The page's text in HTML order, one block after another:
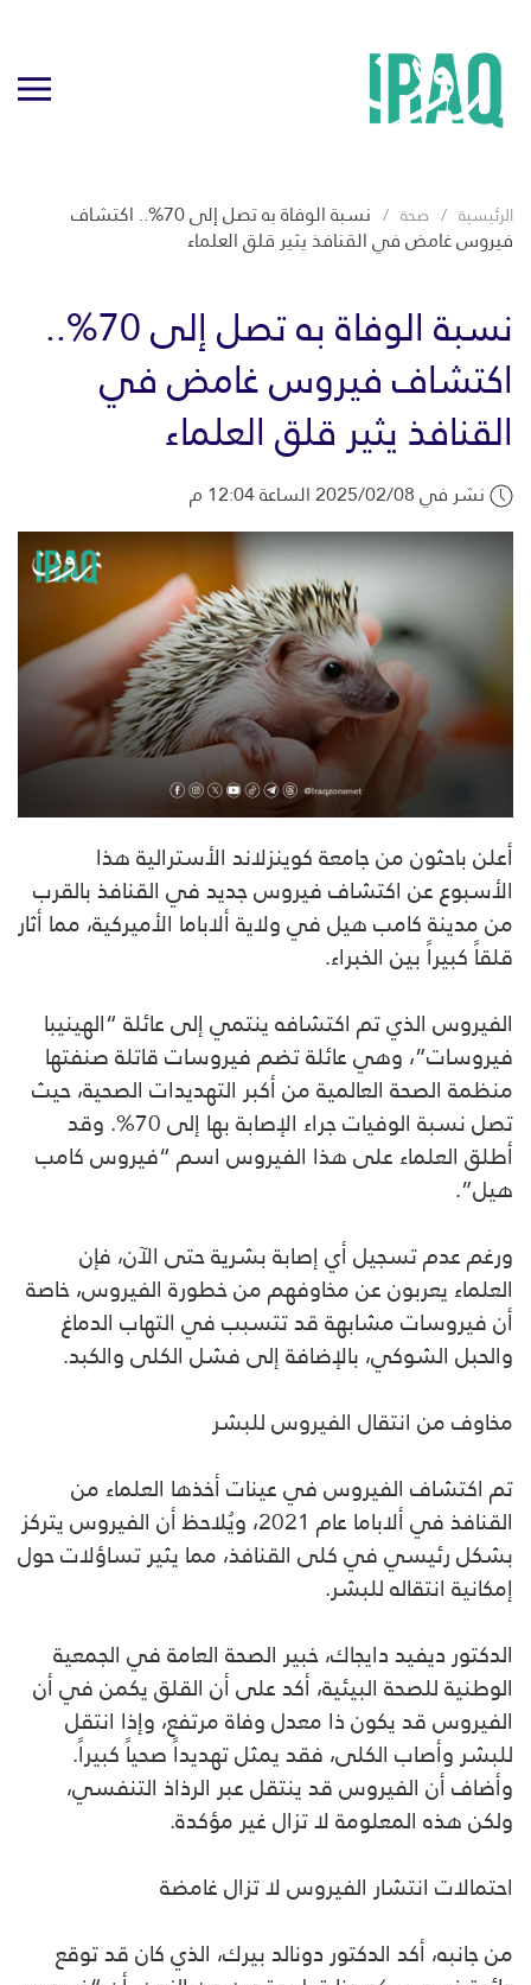
الرئيسية صحة نسبة الوفاة به تصل إلى 70%.. اكتشاف
فيروس غامض في القنافذ يثير قلق العلماء
نسبة الوفاة به تصل إلى 70%..
اكتشاف فيروس غامض في
القنافذ يثير قلق العلماء
نشر في 2025/02/08 الساعة 12:04 م
أعلن باحثون من جامعة كوينزلاند الأسترالية هذا
الأسبوع عن اكتشاف فيروس جديد في القنافذ بالقرب
من مدينة كامب هيل في ولاية ألاباما الأميركية، مما أثار
قلقاً كبيراً بين الخبراء.
الفيروس الذي تم اكتشافه ينتمي إلى عائلة “الهينيبا
فيروسات”، وهي عائلة تضم فيروسات قاتلة صنفتها
منظمة الصحة العالمية من أكبر التهديدات الصحية، حيث
تصل نسبة الوفيات جراء الإصابة بها إلى 70%. وقد
أطلق العلماء على هذا الفيروس اسم “فيروس كامب
هيل”.
ورغم عدم تسجيل أي إصابة بشرية حتى الآن، فإن
العلماء يعربون عن مخاوفهم من خطورة الفيروس، خاصة
أن فيروسات مشابهة قد تتسبب في التهاب الدماغ
والحبل الشوكي، بالإضافة إلى فشل الكلى والكبد.
مخاوف من انتقال الفيروس للبشر
تم اكتشاف الفيروس في عينات أخذها العلماء من
القنافذ في ألاباما عام 2021، ويُلاحظ أن الفيروس يتركز
بشكل رئيسي في كلى القنافذ، مما يثير تساؤلات حول
إمكانية انتقاله للبشر.
الدكتور ديفيد دايجاك، خبير الصحة العامة في الجمعية
الوطنية للصحة البيئية، أكد على أن القلق يكمن في أن
الفيروس قد يكون ذا معدل وفاة مرتفع، وإذا انتقل
للبشر وأصاب الكلى، فقد يمثل تهديداً صحياً كبيراً.
وأضاف أن الفيروس قد ينتقل عبر الرذاذ التنفسي،
ولكن هذه المعلومة لا تزال غير مؤكدة.
احتمالات انتشار الفيروس لا تزال غامضة
من جانبه، أكد الدكتور دونالد بيرك، الذي كان قد توقع